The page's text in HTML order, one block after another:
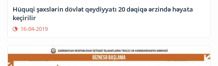
Hüquqi şəxslərin dövlət qeydiyyatı 20 dəqiqə ərzində həyata
keçirilir
16-04-2019